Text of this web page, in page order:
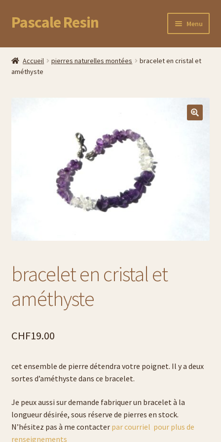
Aller
à
navigation
Aller
au
Pascale Resin Menu
Accueil
Boutique
Mon compte
Suivez votre commande
Cadeaux uniques pour la fête des Mères
diverses expositions
flûtes à champagne
gravure de prénoms
L’art de la gravure sur verre
liste plats
Liste tasses
Accueil pierres naturelles montées
bracelet en cristal et
améthyste
bracelet en cristal et
améthyste
CHF19.00
cet ensemble de pierre détendra votre poignet. Il y a deux
sortes d’améthyste dans ce bracelet.
Je peux aussi sur demande fabriquer un bracelet à la
longueur désirée, sous réserve de pierres en stock.
N’hésitez pas à me contacter par courriel pour plus de
renseignements